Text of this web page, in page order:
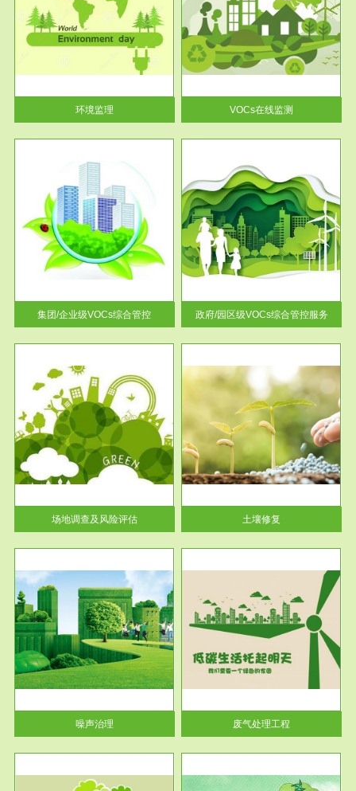
环境监理
VOCs在线监测
根据《重点区域大气污染防
治“十二五”规划》有机废气净化
率达...
VOCs在线监测
集团/企业级VOCs综合管控
服务范围
政府/园区级VOCs综合管控服务
根据《石化行业挥发性有机物综
合整治方案》文件要求，到2017
年，全...
政府/园区级VOCs综合管控服务
场地调查及风险评估
服务范围
土壤修复
土壤修复
噪声治理
服务范围
废气处理工程
废气处理工程